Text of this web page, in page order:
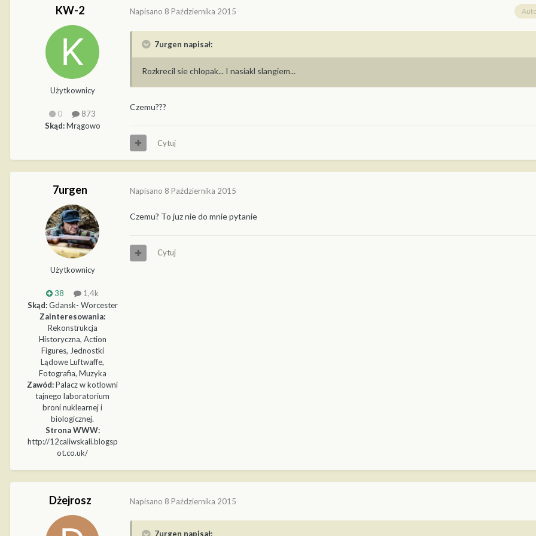
KW-2
Użytkownicy
0
873
Skąd:Mrągowo
Napisano 8 Października 2015
7urgen napisał:
Rozkrecil sie chlopak... I nasiakl slangiem...
Czemu???
Cytuj
7urgen
Użytkownicy
38
1,4k
Skąd:Gdansk- Worcester
Zainteresowania:
Rekonstrukcja
Historyczna, Action
Figures, Jednostki
Lądowe Luftwaffe,
Fotografia, Muzyka
Zawód:Palacz w kotlowni
tajnego laboratorium
broni nuklearnej i
biologicznej.
Strona WWW:
http://12caliwskali.blogsp
ot.co.uk/
Napisano 8 Października 2015
Czemu? To juz nie do mnie pytanie
Cytuj
Dżejrosz Napisano 8 Października 2015
7urgen napisał: